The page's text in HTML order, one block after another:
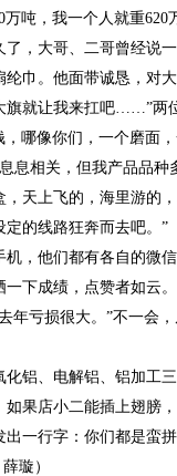
吨，我一个人就重
，大哥、二哥曾经说
巾。他面带诚恳，对
就让我来扛吧……”两
哪像你们，一个磨
相关，但我产品品
天上飞的，海里游
的线路狂奔而去吧。”
，他们都有各自的微
下成绩，点赞者如云。
年亏损很大。”不一会
铝、电解铝、铝加工
果店小二能插上翅
一行字：你们都是蛮
璇）